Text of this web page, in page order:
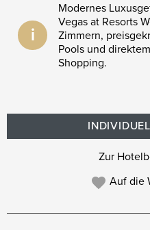
i
Modernes
Vegas at Resorts
Zimmern,
Pools und
Shopping.
Zur
Auf die